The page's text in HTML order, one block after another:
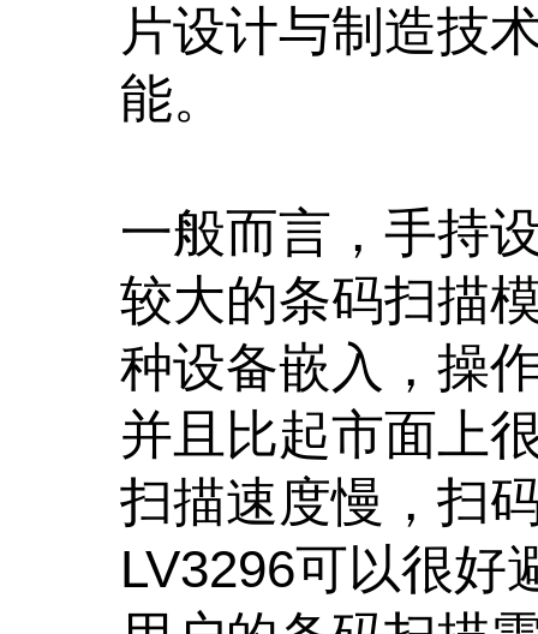
片设计与制造技
能。
一般而言，手持
较大的条码扫描
种设备嵌入，操
并且比起市面上
扫描速度慢，扫
LV3296可以很好